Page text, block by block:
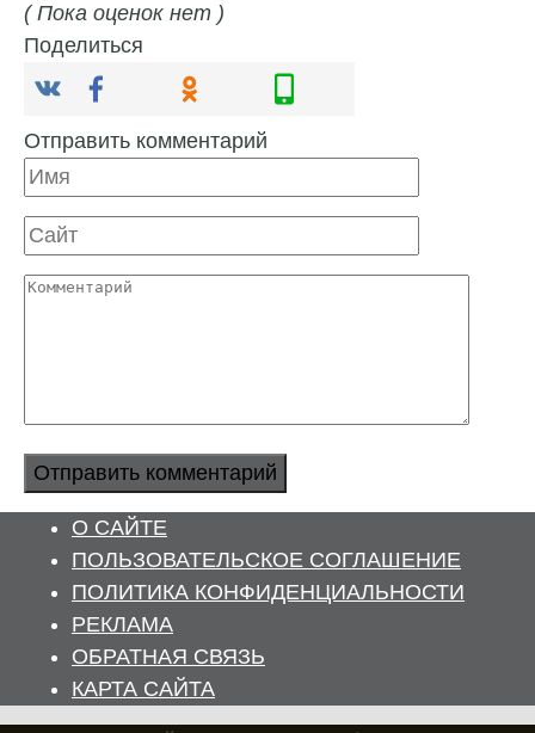
( Пока оценок нет )
Поделиться
Отправить комментарий
Имя
Сайт
Комментарий
О САЙТЕ
ПОЛЬЗОВАТЕЛЬСКОЕ СОГЛАШЕНИЕ
ПОЛИТИКА КОНФИДЕНЦИАЛЬНОСТИ
РЕКЛАМА
ОБРАТНАЯ СВЯЗЬ
КАРТА САЙТА